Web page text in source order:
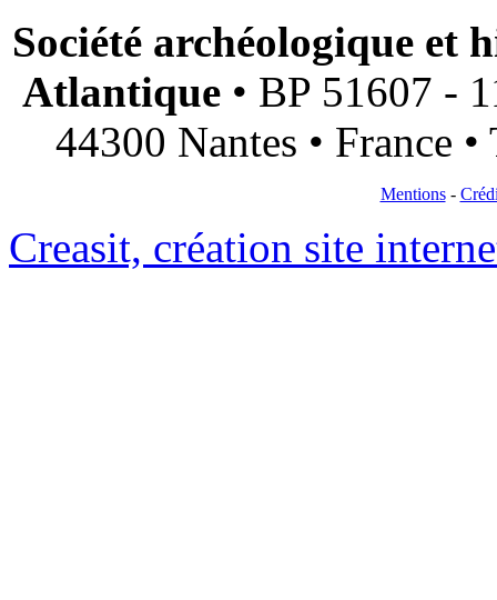
Société archéologique et
Atlantique• BP 51607 -
44300 Nantes • France
Mentions-
Creasit, création site